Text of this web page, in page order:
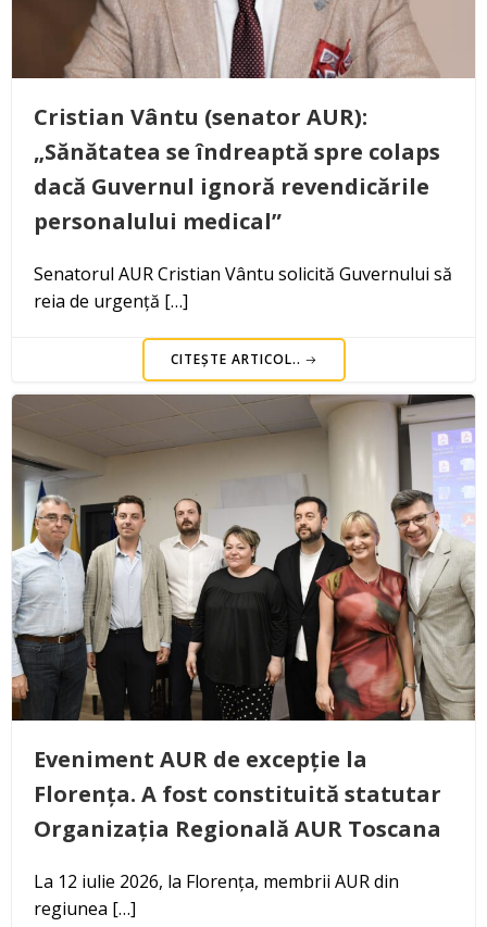
Cristian Vântu (senator AUR):
„Sănătatea se îndreaptă spre colaps
dacă Guvernul ignoră revendicările
personalului medical”
Senatorul AUR Cristian Vântu solicită Guvernului să
reia de urgență […]
CITEȘTE ARTICOL..
Eveniment AUR de excepție la
Florența. A fost constituită statutar
Organizația Regională AUR Toscana
La 12 iulie 2026, la Florența, membrii AUR din
regiunea […]